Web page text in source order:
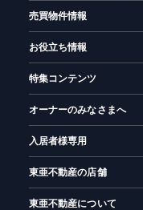
売買物件情報
お役立ち情報
特集コンテンツ
オーナーのみなさまへ
入居者様専用
東亜不動産の店舗
東亜不動産について